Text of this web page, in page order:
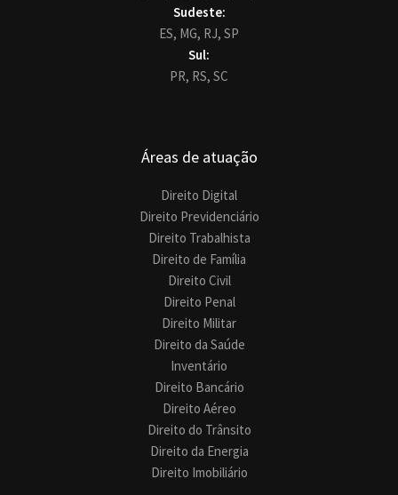
Sudeste:
ES, MG, RJ, SP
Sul:
PR, RS, SC
Áreas de atuação
Direito Digital
Direito Previdenciário
Direito Trabalhista
Direito de Família
Direito Civil
Direito Penal
Direito Militar
Direito da Saúde
Inventário
Direito Bancário
Direito Aéreo
Direito do Trânsito
Direito da Energia
Direito Imobiliário